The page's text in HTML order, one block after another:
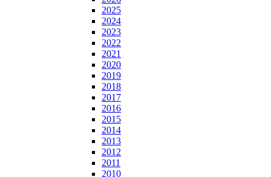
2025
2024
2023
2022
2021
2020
2019
2018
2017
2016
2015
2014
2013
2012
2011
2010